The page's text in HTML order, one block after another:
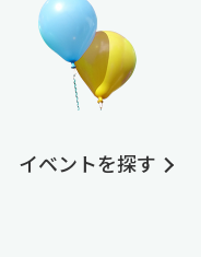
イベントを探す